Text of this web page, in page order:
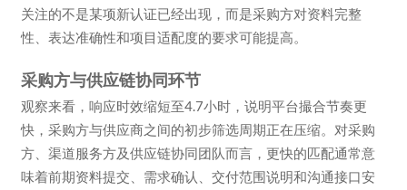
关注的不是某项新认证已经出现，而是采购方对资料完整
性、表达准确性和项目适配度的要求可能提高。
采购方与供应链协同环节
观察来看，响应时效缩短至4.7小时，说明平台撮合节奏更
快，采购方与供应商之间的初步筛选周期正在压缩。对采购
方、渠道服务方及供应链协同团队而言，更快的匹配通常意
味着前期资料提交、需求确认、交付范围说明和沟通接口安